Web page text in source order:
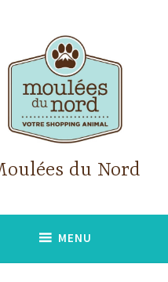
du Nord
MENU